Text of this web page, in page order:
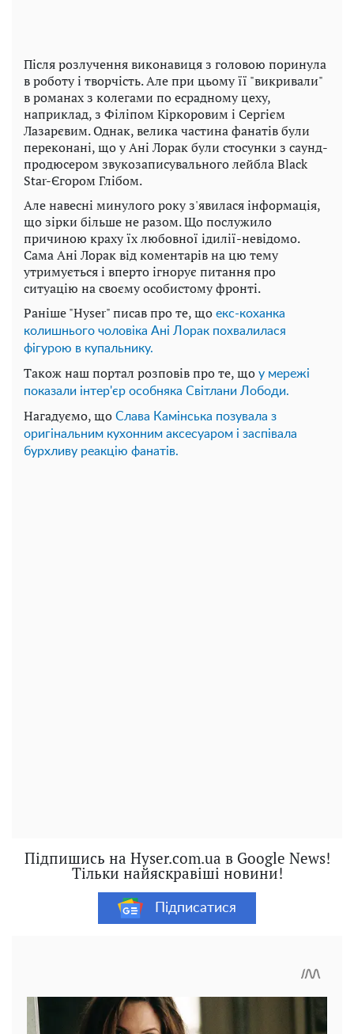
Після розлучення виконавиця з головою поринула
в роботу і творчість. Але при цьому її "викривали"
в романах з колегами по есрадному цеху,
наприклад, з Філіпом Кіркоровим і Сергієм
Лазарєвим. Однак, велика частина фанатів були
переконані, що у Ані Лорак були стосунки з саунд-
продюсером звукозаписувального лейбла Black
Star-Єгором Глібом.
Але навесні минулого року з'явилася інформація,
що зірки більше не разом. Що послужило
причиною краху їх любовної ідилії-невідомо.
Сама Ані Лорак від коментарів на цю тему
утримується і вперто ігнорує питання про
ситуацію на своєму особистому фронті.
Раніше "Hyser" писав про те, що екс-коханка
колишнього чоловіка Ані Лорак похвалилася
фігурою в купальнику.
Також наш портал розповів про те, що у мережі
показали інтер'єр особняка Світлани Лободи.
Нагадуємо, що Слава Камінська позувала з
оригінальним кухонним аксесуаром і заспівала
бурхливу реакцію фанатів.
Підпишись на Hyser.com.ua в Google News!
Тільки найяскравіші новини!
Підписатися